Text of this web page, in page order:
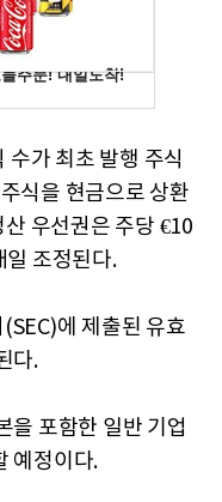
수가 최초 발행 주식
식을 현금으로 상환
우선권은 주당 €10
일 조정된다.
에 제출된 유효
다.
을 포함한 일반 기업
예정이다.